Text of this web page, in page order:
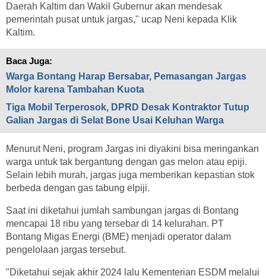
Daerah Kaltim dan Wakil Gubernur akan mendesak
pemerintah pusat untuk jargas," ucap Neni kepada Klik
Kaltim.
Baca Juga:
Warga Bontang Harap Bersabar, Pemasangan Jargas
Molor karena Tambahan Kuota
Tiga Mobil Terperosok, DPRD Desak Kontraktor Tutup
Galian Jargas di Selat Bone Usai Keluhan Warga
Menurut Neni, program Jargas ini diyakini bisa meringankan
warga untuk tak bergantung dengan gas melon atau epiji.
Selain lebih murah, jargas juga memberikan kepastian stok
berbeda dengan gas tabung elpiji.
Saat ini diketahui jumlah sambungan jargas di Bontang
mencapai 18 ribu yang tersebar di 14 kelurahan. PT
Bontang Migas Energi (BME) menjadi operator dalam
pengelolaan jargas tersebut.
"Diketahui sejak akhir 2024 lalu Kementerian ESDM melalui